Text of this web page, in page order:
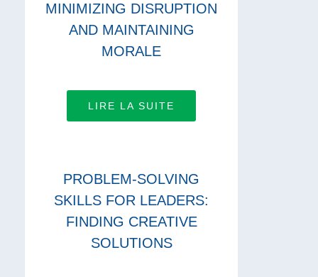
MINIMIZING DISRUPTION
AND MAINTAINING
MORALE
LIRE LA SUITE
PROBLEM-SOLVING
SKILLS FOR LEADERS:
FINDING CREATIVE
SOLUTIONS